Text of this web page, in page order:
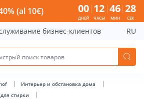
VÄRVILISELE KANGALE 2L -
(al 10€) 00
ДНЕЙ
12
ЧАСЫ
46
МИН
27
СЕК
бизнес-клиентов RU
Интерьер и обстановка дома
стирки